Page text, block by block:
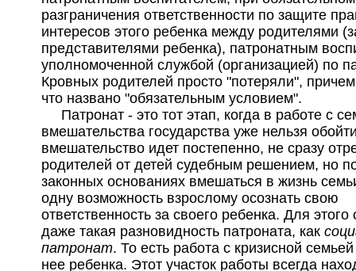
разграничения ответственности по защите
интересов этого ребенка между родителями
представителями ребенка), патронатным
уполномоченной службой (организацией) по
Кровных родителей просто "потеряли",
что названо "обязательным условием".
Патронат - это тот этап, когда в работе с
вмешательства государства уже нельзя
вмешательство идет постепенно, не сразу
родителей от детей судебным решением, но
законных основаниях вмешаться в жизнь
одну возможность взрослому осознать свою
ответственность за своего ребенка. Для этого
даже такая разновидность патроната, как
патронат. То есть работа с кризисной
нее ребенка. Этот участок работы всегда